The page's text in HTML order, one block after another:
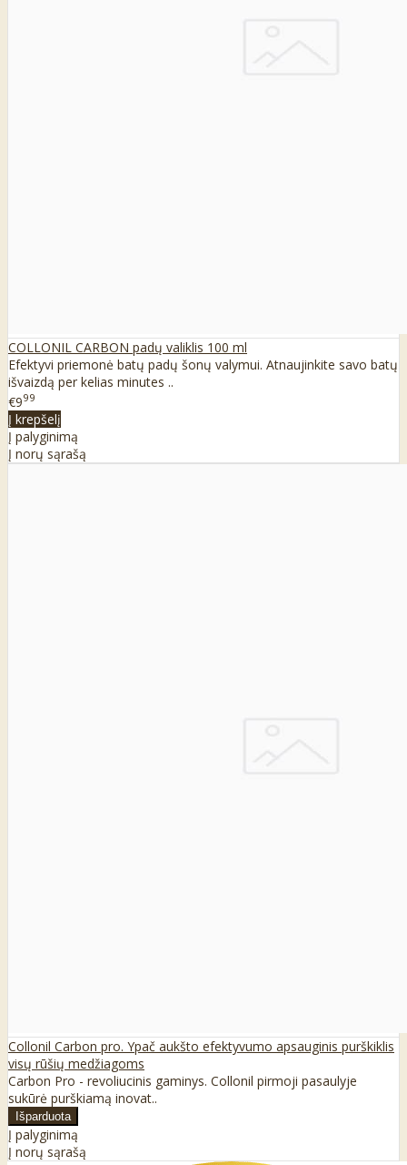
COLLONIL CARBON padų valiklis 100 ml
Efektyvi priemonė batų padų šonų valymui. Atnaujinkite savo batų
išvaizdą per kelias minutes ..
€999
Į krepšelį
Į palyginimą
Į norų sąrašą
Collonil Carbon pro. Ypač aukšto efektyvumo apsauginis purškiklis
visų rūšių medžiagoms
Carbon Pro - revoliucinis gaminys. Collonil pirmoji pasaulyje
sukūrė purškiamą inovat..
Į palyginimą
Į norų sąrašą